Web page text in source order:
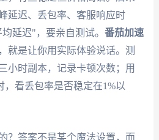
延迟、丢包率、客服响应时
延迟"，要亲自测试。 番茄加速
就是让你用实际体验说话。测
小时副本，记录卡顿次数；用
看丢包率是否稳定在1%以
？答案不是某个魔法设置，而